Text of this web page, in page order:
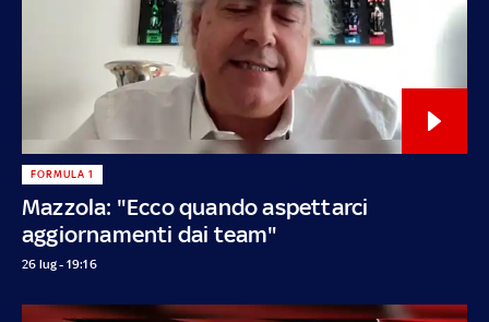
Mazzola: "Ecco quando aspettarci
aggiornamenti dai team"
FORMULA 1
26 lug - 19:16